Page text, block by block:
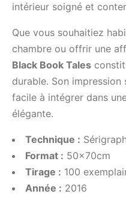
intérieur soigné et
Que vous souhaitiez
chambre ou offrir une
Black Book Tales
durable. Son
facile à intégrer dans
élégante.
Technique :
Format : 50x70cm
Tirage : 100
Année : 2016